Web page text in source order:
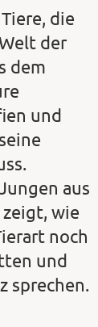
die
der
dem
und
aus
wie
noch
und
sprechen.